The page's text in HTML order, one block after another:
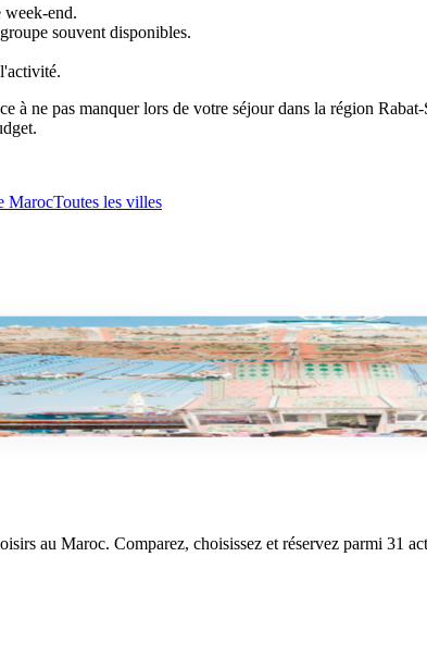
week-end.
souvent disponibles.
à ne pas manquer lors de votre séjour dans la région
MarocToutes les villes
2026
conseils. Le guide complet du parc de loisirs prefere des
au Maroc. Comparez, choisissez et réservez parmi 31